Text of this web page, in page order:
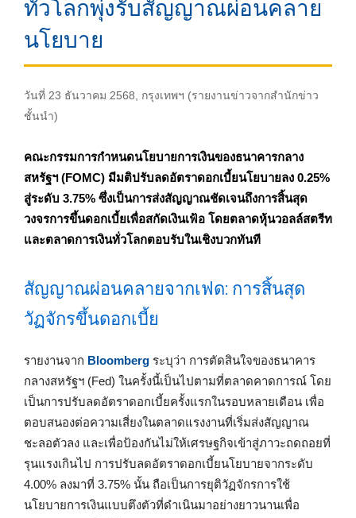
ทั่วโลกพุ่งรับสัญญาณผ่อนคลาย
นโยบาย
วันที่ 23 ธันวาคม 2568, กรุงเทพฯ (รายงานข่าวจากสำนักข่าว
ชั้นนำ)
คณะกรรมการกำหนดนโยบายการเงินของธนาคารกลาง
สหรัฐฯ (FOMC) มีมติปรับลดอัตราดอกเบี้ยนโยบายลง 0.25%
สู่ระดับ 3.75% ซึ่งเป็นการส่งสัญญาณชัดเจนถึงการสิ้นสุด
วงจรการขึ้นดอกเบี้ยเพื่อสกัดเงินเฟ้อ โดยตลาดหุ้นวอลล์สตรีท
และตลาดการเงินทั่วโลกตอบรับในเชิงบวกทันที
สัญญาณผ่อนคลายจากเฟด: การสิ้นสุด
วัฏจักรขึ้นดอกเบี้ย
รายงานจาก Bloomberg ระบุว่า การตัดสินใจของธนาคาร
กลางสหรัฐฯ (Fed) ในครั้งนี้เป็นไปตามที่ตลาดคาดการณ์ โดย
เป็นการปรับลดอัตราดอกเบี้ยครั้งแรกในรอบหลายเดือน เพื่อ
ตอบสนองต่อความเสี่ยงในตลาดแรงงานที่เริ่มส่งสัญญาณ
ชะลอตัวลง และเพื่อป้องกันไม่ให้เศรษฐกิจเข้าสู่ภาวะถดถอยที่
รุนแรงเกินไป การปรับลดอัตราดอกเบี้ยนโยบายจากระดับ
4.00% ลงมาที่ 3.75% นั้น ถือเป็นการยุติวัฏจักรการใช้
นโยบายการเงินแบบตึงตัวที่ดำเนินมาอย่างยาวนานเพื่อ